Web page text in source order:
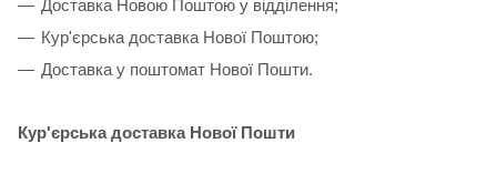
Доставка Новою Поштою у відділення;
Кур'єрська доставка Нової Поштою;
Доставка у поштомат Нової Пошти.
Кур'єрська доставка Нової Пошти